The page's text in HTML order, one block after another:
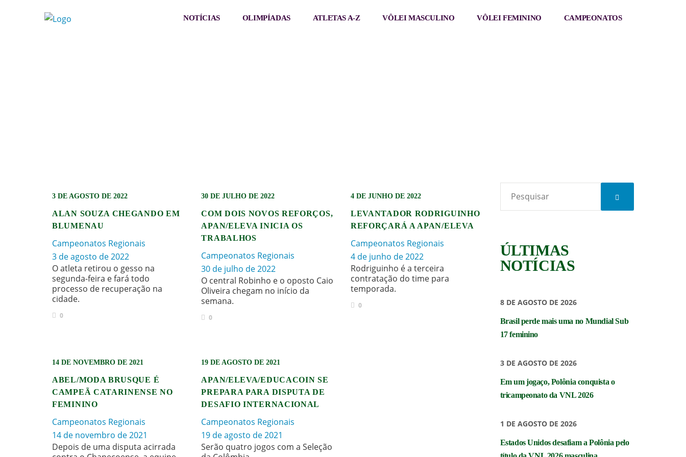
NOTÍCIAS OLIMPÍADAS ATLETAS A-Z VÔLEI MASCULINO VÔLEI FEMININO CAMPEONATOS
3 DE AGOSTO DE 2022
ALAN SOUZA CHEGANDO EM
BLUMENAU
Campeonatos Regionais
3 de agosto de 2022
O atleta retirou o gesso na
segunda-feira e fará todo
processo de recuperação na
cidade.
0
30 DE JULHO DE 2022
COM DOIS NOVOS REFORÇOS,
APAN/ELEVA INICIA OS
TRABALHOS
Campeonatos Regionais
30 de julho de 2022
O central Robinho e o oposto Caio
Oliveira chegam no início da
semana.
0
4 DE JUNHO DE 2022
LEVANTADOR RODRIGUINHO
REFORÇARÁ A APAN/ELEVA
Campeonatos Regionais
4 de junho de 2022
Rodriguinho é a terceira
contratação do time para
temporada.
0
14 DE NOVEMBRO DE 2021
ABEL/MODA BRUSQUE É
CAMPEÃ CATARINENSE NO
FEMININO
Campeonatos Regionais
14 de novembro de 2021
Depois de uma disputa acirrada
19 DE AGOSTO DE 2021
APAN/ELEVA/EDUCACOIN SE
PREPARA PARA DISPUTA DE
DESAFIO INTERNACIONAL
Campeonatos Regionais
19 de agosto de 2021
Serão quatro jogos com a Seleção
ÚLTIMAS
NOTÍCIAS
8 DE AGOSTO DE 2026
Brasil perde mais uma no Mundial Sub
17 feminino
3 DE AGOSTO DE 2026
Em um jogaço, Polônia conquista o
tricampeonato da VNL 2026
1 DE AGOSTO DE 2026
Estados Unidos desafiam a Polônia pelo